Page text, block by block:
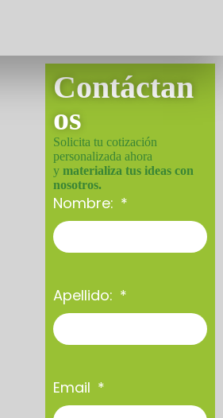
Contáctan
os
Solicita tu cotización
personalizada ahora
y materializa tus ideas con
nosotros.
Nombre:
Apellido:
Email